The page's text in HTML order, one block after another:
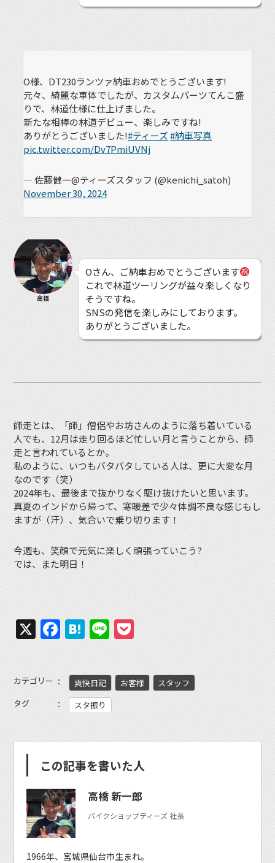
O様、DT230ランツァ納車おめでとうございます!
元々、綺麗な車体でしたが、カスタムパーツてんこ盛
りで、林道仕様に仕上げました。
新たな相棒の林道デビュー、楽しみですね!
ありがとうございました!#ティーズ#納車写真
pic.twitter.com/Dv7PmiUVNj
— 佐藤健一@ティーズスタッフ (@kenichi_satoh)
November 30, 2024
高橋
Oさん、ご納車おめでとうございます
これで林道ツーリングが益々楽しくなり
そうですね。
SNSの発信を楽しみにしております。
ありがとうございました。
師走とは、「師」僧侶やお坊さんのように落ち着いている
人でも、12月は走り回るほど忙しい月と言うことから、師
走と言われているとか。
私のように、いつもバタバタしている人は、更に大変な月
なのです（笑）
2024年も、最後まで抜かりなく駆け抜けたいと思います。
真夏のインドから帰って、寒暖差で少々体調不良な感じもし
ますが（汗）、気合いで乗り切ります！
今週も、笑顔で元気に楽しく頑張っていこう?
では、また明日！
X Facebook
Hatena
Line
カテゴリー 爽快日記 お客様
スタッフ
タグ
スタ振り
この記事を書いた人
高橋 新一郎
バイクショップティーズ 社長
1966年、宮城県仙台市生まれ。